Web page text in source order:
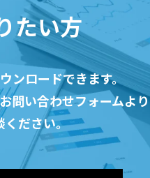
たい方
ンロードできます。
お問い合わせフォームより
ください。